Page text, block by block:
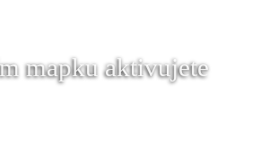
mapku aktivujete